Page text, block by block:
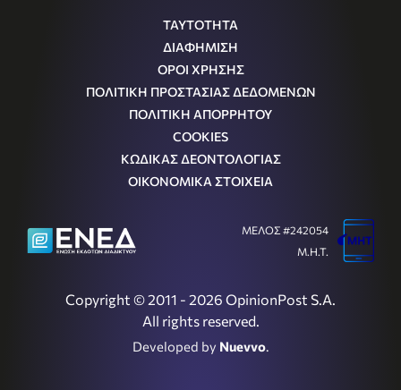
ΤΑΥΤΟΤΗΤΑ
ΔΙΑΦΗΜΙΣΗ
ΟΡΟΙ ΧΡΗΣΗΣ
ΠΟΛΙΤΙΚΗ ΠΡΟΣΤΑΣΙΑΣ ΔΕΔΟΜΕΝΩΝ
ΠΟΛΙΤΙΚΗ ΑΠΟΡΡΗΤΟΥ
COOKIES
ΚΩΔΙΚΑΣ ΔΕΟΝΤΟΛΟΓΙΑΣ
ΟΙΚΟΝΟΜΙΚΑ ΣΤΟΙΧΕΙΑ
Copyright © 2011 - 2026 OpinionPost S.A.
All rights reserved.
Developed by Nuevvo.
ΜΕΛΟΣ #242054
Μ.Η.Τ.